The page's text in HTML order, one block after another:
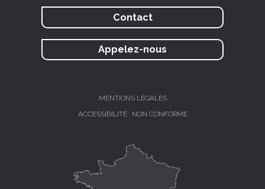
Contact
Appelez-nous
MENTIONS LÉGALES
ACCESSIBILITÉ : NON CONFORME